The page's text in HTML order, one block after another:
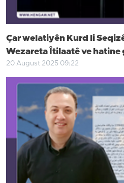
Çar welatiyên Kurd li
Wezareta Îtilaatê ve
20 August 2025 09:22